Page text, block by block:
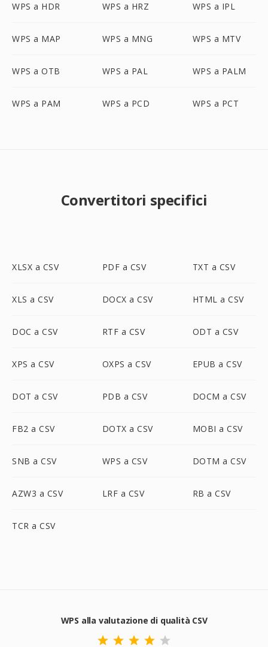
WPS a HDR WPS a HRZ WPS a IPL
WPS a MAP WPS a MNG WPS a MTV
WPS a OTB WPS a PAL WPS a PALM
WPS a PAM WPS a PCD WPS a PCT
Convertitori specifici
XLSX a CSV PDF a CSV TXT a CSV
XLS a CSV DOCX a CSV HTML a CSV
DOC a CSV RTF a CSV ODT a CSV
XPS a CSV OXPS a CSV EPUB a CSV
DOT a CSV PDB a CSV DOCM a CSV
FB2 a CSV DOTX a CSV MOBI a CSV
SNB a CSV WPS a CSV DOTM a CSV
AZW3 a CSV LRF a CSV RB a CSV
TCR a CSV
WPS alla valutazione di qualità CSV